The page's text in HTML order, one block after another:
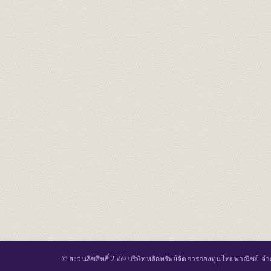
© สงวนลิขสิทธิ์ 2559 บริษัทหลักทรัพย์จัดการกองทุนไทยพาณิชย์ จ